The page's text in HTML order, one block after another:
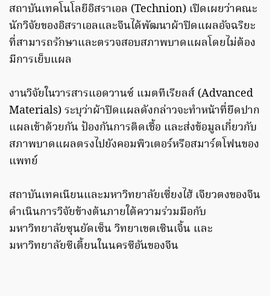
สถาบันเทคโนโลยีอิสราเอล (Technion) เปิดเผยว่าคณะ
นักวิจัยของอิสราเอลและจีนได้พัฒนาผ้าปิดแผลอัจฉริยะ
ที่สามารถรักษาและตรวจสอบสภาพบาดแผลโดยไม่ต้อง
มีการเย็บแผล
งานวิจัยในวารสารแอดวานซ์ แมตทีเรียลส์ (Advanced
Materials) ระบุว่าผ้าปิดแผลดังกล่าวจะทำหน้าที่ยึดปาก
แผลเข้าด้วยกัน ป้องกันการติดเชื้อ และส่งข้อมูลเกี่ยวกับ
สภาพบาดแผลตรงไปยังคอมพิวเตอร์หรือสมาร์ตโฟนของ
แพทย์
สถาบันเทคเนียนและมหาวิทยาลัยเซี่ยงไฮ้ เจียวตงของจีน
ดำเนินการวิจัยข้างต้นภายใต้ความร่วมมือกับ
มหาวิทยาลัยซุนยัดเซ็น วิทยาเขตเซินเจิ้น และ
มหาวิทยาลัยซีเตี้ยนในนครซีอันของจีน